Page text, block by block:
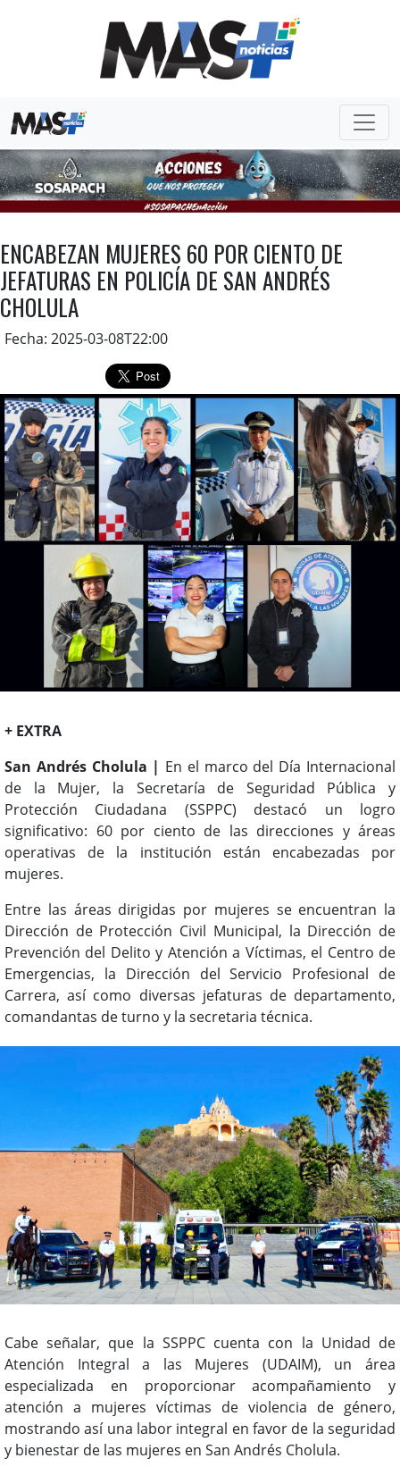
ENCABEZAN MUJERES 60 POR CIENTO DE
JEFATURAS EN POLICÍA DE SAN ANDRÉS
CHOLULA
Fecha: 2025-03-08T22:00
+ EXTRA
San Andrés Cholula | En el marco del Día Internacional
de la Mujer, la Secretaría de Seguridad Pública y
Protección Ciudadana (SSPPC) destacó un logro
significativo: 60 por ciento de las direcciones y áreas
operativas de la institución están encabezadas por
mujeres.
Entre las áreas dirigidas por mujeres se encuentran la
Dirección de Protección Civil Municipal, la Dirección de
Prevención del Delito y Atención a Víctimas, el Centro de
Emergencias, la Dirección del Servicio Profesional de
Carrera, así como diversas jefaturas de departamento,
comandantas de turno y la secretaria técnica.
Cabe señalar, que la SSPPC cuenta con la Unidad de
Atención Integral a las Mujeres (UDAIM), un área
especializada en proporcionar acompañamiento y
atención a mujeres víctimas de violencia de género,
mostrando así una labor integral en favor de la seguridad
y bienestar de las mujeres en San Andrés Cholula.